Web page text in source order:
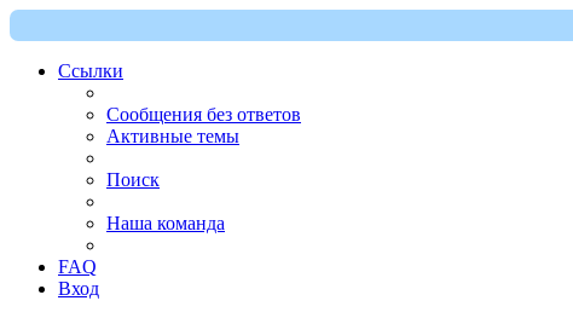
Ссылки
Сообщения без ответов
Активные темы
Поиск
Наша команда
FAQ
Вход